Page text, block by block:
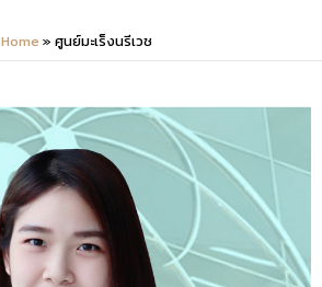
Home » ศูนย์มะเร็งนรีเวช